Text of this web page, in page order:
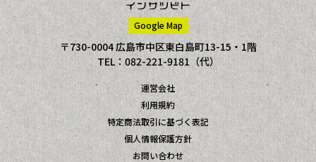
Google Map
〒730-0004 広島市中区東白島町13-15・1階
TEL：082-221-9181（代）
運営会社
利用規約
特定商法取引に基づく表記
個人情報保護方針
お問い合わせ